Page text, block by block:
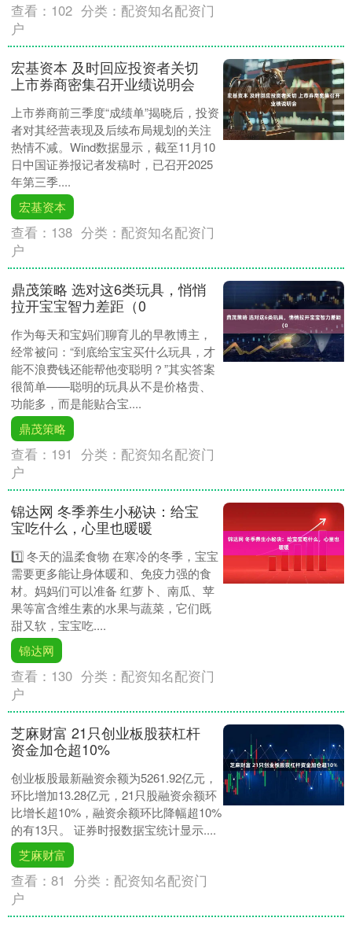
查看： 102 分类： 配资知名配资门
户
宏基资本 及时回应投资者关切
上市券商密集召开业绩说明会
上市券商前三季度“成绩单”揭晓后，投资
者对其经营表现及后续布局规划的关注
热情不减。Wind数据显示，截至11月10
日中国证券报记者发稿时，已召开2025
年第三季....
宏基资本
查看： 138 分类： 配资知名配资门
户
鼎茂策略 选对这6类玩具，悄悄
拉开宝宝智力差距（0
作为每天和宝妈们聊育儿的早教博主，
经常被问：“到底给宝宝买什么玩具，才
能不浪费钱还能帮他变聪明？”其实答案
很简单——聪明的玩具从不是价格贵、
功能多，而是能贴合宝....
鼎茂策略
查看： 191 分类： 配资知名配资门
户
锦达网 冬季养生小秘诀：给宝
宝吃什么，心里也暖暖
1️⃣ 冬天的温柔食物 在寒冷的冬季，宝宝
需要更多能让身体暖和、免疫力强的食
材。妈妈们可以准备 红萝卜、南瓜、苹
果等富含维生素的水果与蔬菜，它们既
甜又软，宝宝吃....
锦达网
查看： 130 分类： 配资知名配资门
户
芝麻财富 21只创业板股获杠杆
资金加仓超10%
创业板股最新融资余额为5261.92亿元，
环比增加13.28亿元，21只股融资余额环
比增长超10%，融资余额环比降幅超10%
的有13只。 证券时报数据宝统计显示....
芝麻财富
查看：81 分类： 配资知名配资门
户